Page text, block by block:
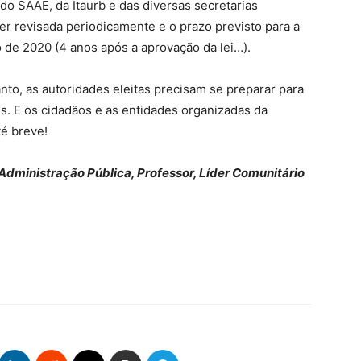
SAAE, da Itaurb e das diversas secretarias
revisada periodicamente e o prazo previsto para a
2020 (4 anos após a aprovação da lei…).
as autoridades eleitas precisam se preparar para
E os cidadãos e as entidades organizadas da
breve!
Pública, Professor, Líder Comunitário